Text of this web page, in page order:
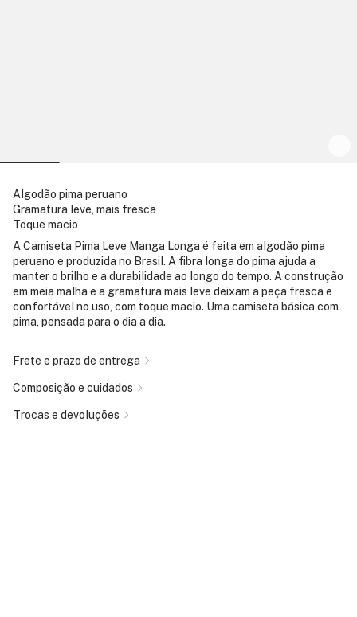
Algodão pima peruano
Gramatura leve, mais fresca
Toque macio
A Camiseta Pima Leve Manga Longa é feita em algodão pima
peruano e produzida no Brasil. A fibra longa do pima ajuda a
manter o brilho e a durabilidade ao longo do tempo. A construção
em meia malha e a gramatura mais leve deixam a peça fresca e
confortável no uso, com toque macio. Uma camiseta básica com
pima, pensada para o dia a dia.
Frete e prazo de entrega
Composição e cuidados
Trocas e devoluções